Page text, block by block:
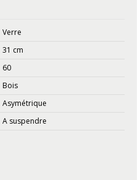
Verre
31 cm
60
Bois
Asymétrique
A suspendre